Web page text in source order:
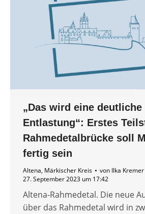
„Das wird eine deutliche
Entlastung“: Erstes
Rahmedetalbrücke soll
fertig sein
Altena, Märkischer Kreis von Ilka Kremer
27. September 2023 um 17:42
Altena-Rahmedetal. Die neue
über das Rahmedetal wird in